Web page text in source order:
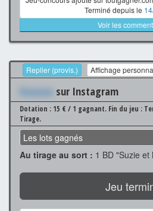
Terminé depuis le
Voir les
Replier (provis.) Affichage
Xxxxxxx sur Instagram
Dotation : 15 € / 1 gagnant. Fin du jeu :
Tirage.
Les lots gagnés
Au tirage au sort : 1 BD "Suzie
Jeu